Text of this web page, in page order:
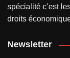
spécialité c’est
droits
Newsletter